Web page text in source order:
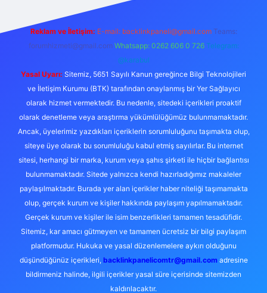
Reklam ve İletişim: E-mail: backlinkpaneli@gmail.com Teams:
forumhizmeti@gmail.com Whatsapp: 0262 606 0 726 Telegram:
@karabul
Yasal Uyarı: Sitemiz, 5651 Sayılı Kanun gereğince Bilgi Teknolojileri
ve İletişim Kurumu (BTK) tarafından onaylanmış bir Yer Sağlayıcı
olarak hizmet vermektedir. Bu nedenle, sitedeki içerikleri proaktif
olarak denetleme veya araştırma yükümlülüğümüz bulunmamaktadır.
Ancak, üyelerimiz yazdıkları içeriklerin sorumluluğunu taşımakta olup,
siteye üye olarak bu sorumluluğu kabul etmiş sayılırlar. Bu internet
sitesi, herhangi bir marka, kurum veya şahıs şirketi ile hiçbir bağlantısı
bulunmamaktadır. Sitede yalnızca kendi hazırladığımız makaleler
paylaşılmaktadır. Burada yer alan içerikler haber niteliği taşımamakta
olup, gerçek kurum ve kişiler hakkında paylaşım yapılmamaktadır.
Gerçek kurum ve kişiler ile isim benzerlikleri tamamen tesadüfidir.
Sitemiz, kar amacı gütmeyen ve tamamen ücretsiz bir bilgi paylaşım
platformudur. Hukuka ve yasal düzenlemelere aykırı olduğunu
düşündüğünüz içerikleri, backlinkpanelicomtr@gmail.comadresine
bildirmeniz halinde, ilgili içerikler yasal süre içerisinde sitemizden
kaldırılacaktır.